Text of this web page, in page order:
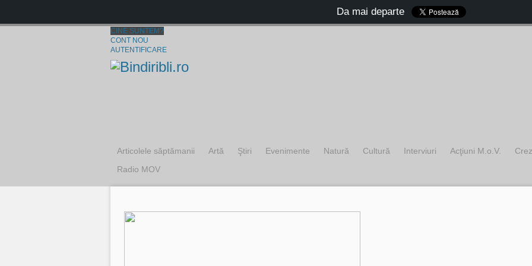
CINE SUNTEM?
CONT NOU
AUTENTIFICARE
Articolele săptămanii Artă Ştiri Evenimente Natură Cultură Interviuri Acţiuni M.o.V. Crez
Radio MOV
Da mai departe